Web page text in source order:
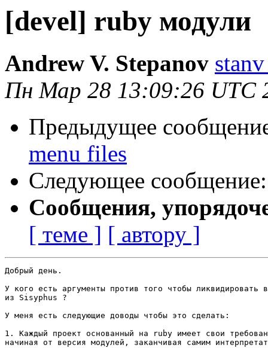
[devel] ruby модули
Andrew V. Stepanov
Пн Мар 28 13:09:26 UTC
Предыдущее
menu files
Следующее
Сообщения,
[ теме ] [ автору ]
Добрый день.
У кого есть аргументы против того чтобы ликвидировать
из Sisyphus ?
У меня есть следующие доводы чтобы это сделать:
1. Каждый проект основанный на ruby имеет свои
начиная от версия модулей, заканчивая самим